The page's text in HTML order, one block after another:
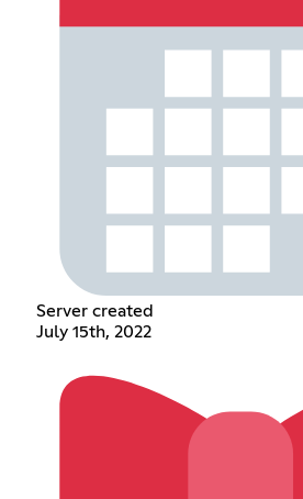
Server created
July 15th, 2022